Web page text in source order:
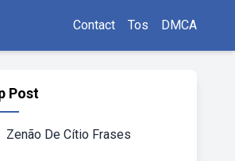
Contact Tos DMCA
Post
Zenão De Cítio Frases